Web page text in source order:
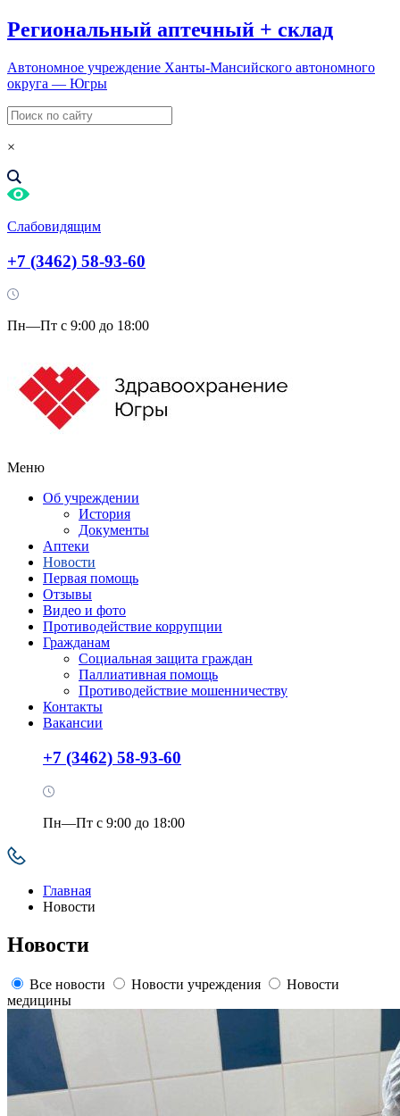
Региональный аптечный + склад
Автономное учреждение Ханты-Мансийского автономного
округа — Югры
×
Слабовидящим
+7 (3462) 58-93-60
Пн—Пт с 9:00 до 18:00
Меню
Об учреждении
История
Документы
Аптеки
Новости
Первая помощь
Отзывы
Видео и фото
Противодействие коррупции
Гражданам
Социальная защита граждан
Паллиативная помощь
Противодействие мошенничеству
Контакты
Вакансии
+7 (3462) 58-93-60
Пн—Пт с 9:00 до 18:00
Главная
Новости
Новости
Все новости Новости учреждения
Новости
медицины